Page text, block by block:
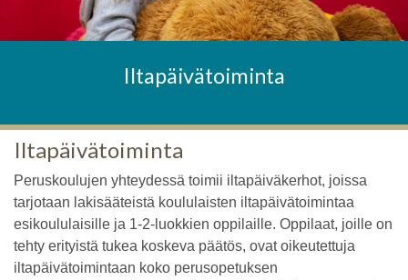
Iltapäivätoiminta
Iltapäivätoiminta
Peruskoulujen yhteydessä toimii iltapäiväkerhot, joissa
tarjotaan lakisääteistä koululaisten iltapäivätoimintaa
esikoululaisille ja 1-2-luokkien oppilaille. Oppilaat, joille on
tehty erityistä tukea koskeva päätös, ovat oikeutettuja
iltapäivätoimintaan koko perusopetuksen